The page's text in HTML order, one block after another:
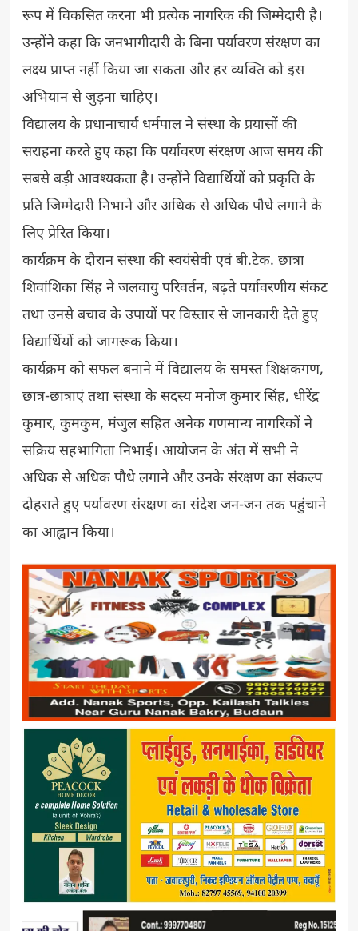
रूप में विकसित करना भी प्रत्येक नागरिक की जिम्मेदारी है।
उन्होंने कहा कि जनभागीदारी के बिना पर्यावरण संरक्षण का
लक्ष्य प्राप्त नहीं किया जा सकता और हर व्यक्ति को इस
अभियान से जुड़ना चाहिए।
विद्यालय के प्रधानाचार्य धर्मपाल ने संस्था के प्रयासों की
सराहना करते हुए कहा कि पर्यावरण संरक्षण आज समय की
सबसे बड़ी आवश्यकता है। उन्होंने विद्यार्थियों को प्रकृति के
प्रति जिम्मेदारी निभाने और अधिक से अधिक पौधे लगाने के
लिए प्रेरित किया।
कार्यक्रम के दौरान संस्था की स्वयंसेवी एवं बी.टेक. छात्रा
शिवांशिका सिंह ने जलवायु परिवर्तन, बढ़ते पर्यावरणीय संकट
तथा उनसे बचाव के उपायों पर विस्तार से जानकारी देते हुए
विद्यार्थियों को जागरूक किया।
कार्यक्रम को सफल बनाने में विद्यालय के समस्त शिक्षकगण,
छात्र-छात्राएं तथा संस्था के सदस्य मनोज कुमार सिंह, धीरेंद्र
कुमार, कुमकुम, मंजुल सहित अनेक गणमान्य नागरिकों ने
सक्रिय सहभागिता निभाई। आयोजन के अंत में सभी ने
अधिक से अधिक पौधे लगाने और उनके संरक्षण का संकल्प
दोहराते हुए पर्यावरण संरक्षण का संदेश जन-जन तक पहुंचाने
का आह्वान किया।